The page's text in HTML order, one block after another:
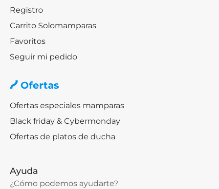
Registro
Carrito Solomamparas
Favoritos
Seguir mi pedido
Ofertas
Ofertas especiales mamparas
Black friday & Cybermonday
Ofertas de platos de ducha
Ayuda
¿Cómo podemos ayudarte?